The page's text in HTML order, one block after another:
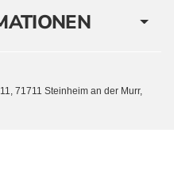
71711 Steinheim an der Murr,